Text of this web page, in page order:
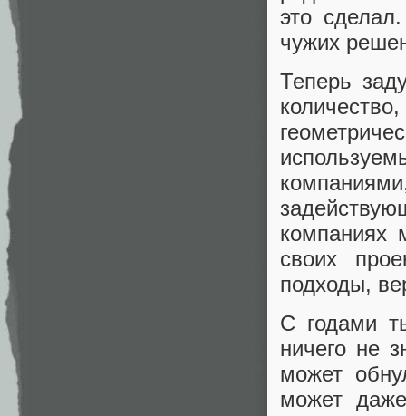
это
чужих
Теперь
компаниях
своих
подходы,
С годами
ничего не
может
может